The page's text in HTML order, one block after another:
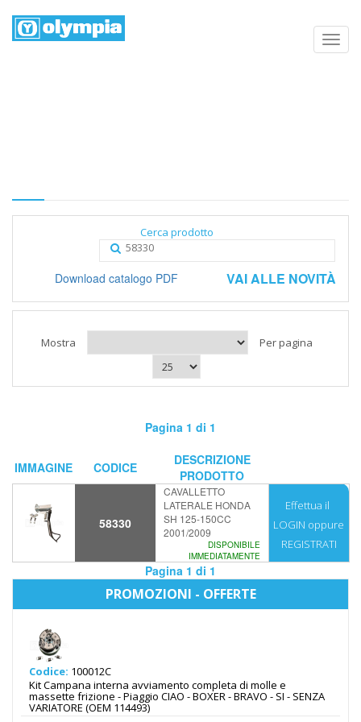
Cerca prodotto
VAI ALLE NOVITÀ
Download catalogo PDF
Mostra Per pagina
Pagina 1 di 1
IMMAGINE CODICE
DESCRIZIONE
PRODOTTO
58330
CAVALLETTO
LATERALE HONDA
SH 125-150CC
2001/2009
DISPONIBILE
IMMEDIATAMENTE
Effettua il
LOGIN oppure
REGISTRATI
Pagina 1 di 1
PROMOZIONI - OFFERTE
Codice: 100012C
Kit Campana interna avviamento completa di molle e
massette frizione - Piaggio CIAO - BOXER - BRAVO - SI - SENZA
VARIATORE (OEM 114493)